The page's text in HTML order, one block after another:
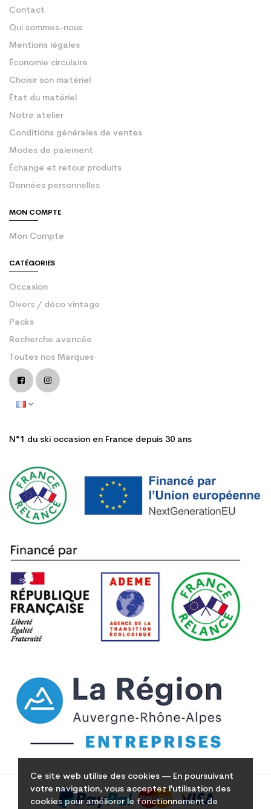
Ce site web utilise des cookies — En poursuivant
votre navigation, vous acceptez l'utilisation des
cookies pour améliorer le fonctionnement de
Contact
Qui sommes-nous
Mentions légales
Économie circulaire
Choisir son matériel
État du matériel
Notre atelier
Conditions générales de ventes
Modes de paiement
Échange et retour produits
Données personnelles
MON COMPTE
Mon Compte
CATÉGORIES
Occasion
Divers / déco vintage
Packs
Recherche avancée
Toutes nos Marques
N°1 du ski occasion en France depuis 30 ans